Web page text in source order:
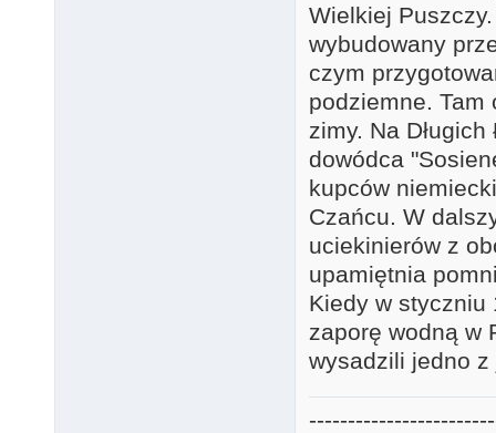
Wielkiej
wybudowany
czym
podziemne. Tam
zimy. Na
dowódca
kupców
Czańcu. W
uciekinierów z
upamiętnia
Kiedy w styczniu
zaporę wodną w
wysadzili jedno z